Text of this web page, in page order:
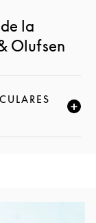
la
Olufsen
Y